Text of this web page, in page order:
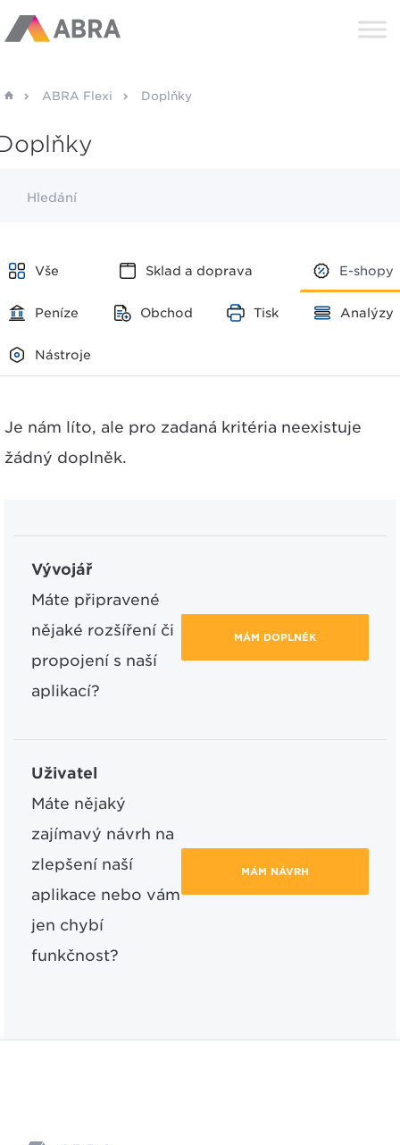
ABRA Flexi Doplňky
Hledání
Vše Sklad a doprava E-shopy
Peníze Obchod Tisk Analýzy
Nástroje
Je nám líto, ale pro zadaná kritéria neexistuje
žádný doplněk.
Vývojář
Máte připravené
nějaké rozšíření či
propojení s naší
aplikací?
MÁM DOPLNĚK
Uživatel
Máte nějaký
zajímavý návrh na
zlepšení naší
aplikace nebo vám
jen chybí
funkčnost?
MÁM NÁVRH